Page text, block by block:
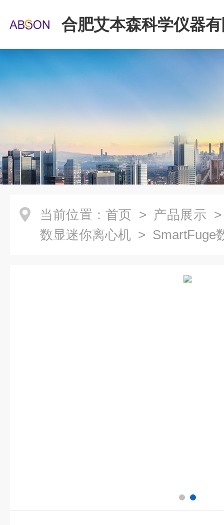
合肥艾本森科学仪器
当前位置： 首页 > 产品展示
数显迷你离心机 > SmartFuge